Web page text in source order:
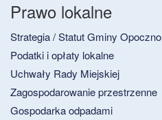
Prawo lokalne
Strategia / Statut Gminy Opoczno
Podatki i opłaty lokalne
Uchwały Rady Miejskiej
Zagospodarowanie przestrzenne
Gospodarka odpadami